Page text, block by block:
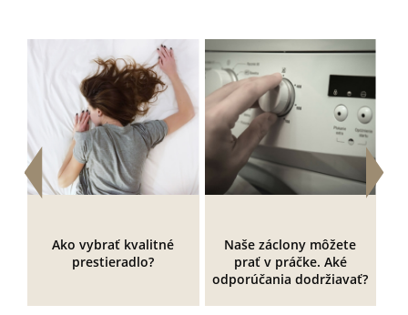
Ako vybrať kvalitné
prestieradlo?
Naše záclony môžete
prať v práčke. Aké
odporúčania dodržiavať?